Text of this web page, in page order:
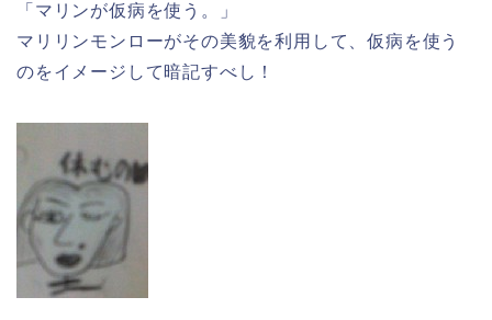
「マリンが仮病を使う。」
マリリンモンローがその美貌を利用して、仮病を使う
のをイメージして暗記すべし！